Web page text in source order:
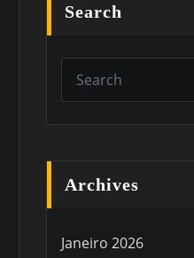
Search
Archives
Janeiro 2026